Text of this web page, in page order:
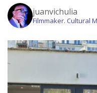
juanvichulia
Filmmaker. Cultural